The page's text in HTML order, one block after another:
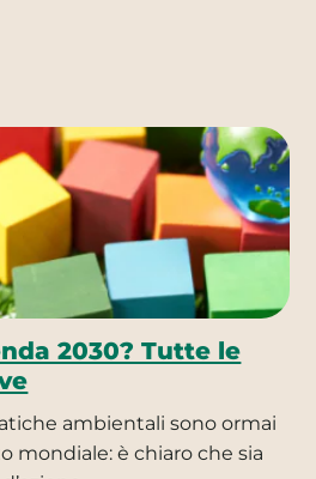
2030? Tutte le
ambientali sono ormai
mondiale: è chiaro che sia